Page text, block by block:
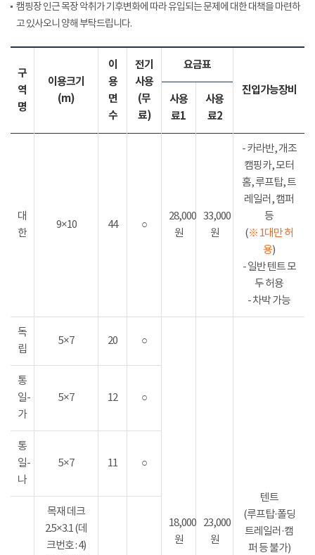
캠핑장 인근 목장 악취가 기후변화에 따라 유입되는 문제에 대한 대책을 마련하
고 있사오니 양해 부탁드립니다.
구
역
명
이용크기
(m)
이
용
면
수
전기
사용
(무
료)
요금표
진입가능장비
사용
료1
사용
료2
대
한
9×10 44 ○
28,000
원
33,000
원
- 카라반, 개조
캠핑카, 모터
홈, 루프탑, 트
레일러, 캠퍼
등
(※ 1대만 허
용)
- 일반 텐트 모
두 허용
- 차박 가능
독
립
5×7 20 ○
18,000
원
23,000
원
텐트
(루프탑·폴딩
트레일러·캠
퍼 등 불가)
통
일-
가
5×7 12 ○
통
일-
나
5×7 11 ○
목재 데크
2.5×3.1 (데
크번호 : 4)